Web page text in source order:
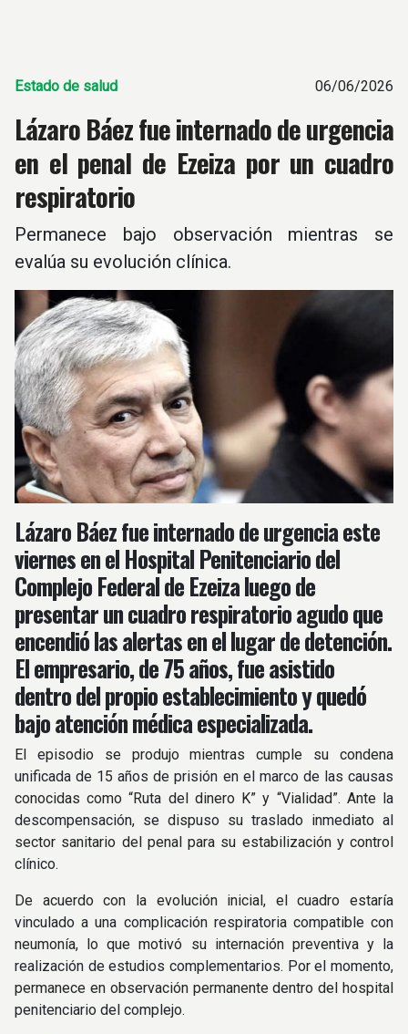
Estado de salud 06/06/2026
Lázaro Báez fue internado de urgencia
en el penal de Ezeiza por un cuadro
respiratorio
Permanece bajo observación mientras se
evalúa su evolución clínica.
Lázaro Báez fue internado de urgencia este
viernes en el Hospital Penitenciario del
Complejo Federal de Ezeiza luego de
presentar un cuadro respiratorio agudo que
encendió las alertas en el lugar de detención.
El empresario, de 75 años, fue asistido
dentro del propio establecimiento y quedó
bajo atención médica especializada.
El episodio se produjo mientras cumple su condena
unificada de 15 años de prisión en el marco de las causas
conocidas como “Ruta del dinero K” y “Vialidad”. Ante la
descompensación, se dispuso su traslado inmediato al
sector sanitario del penal para su estabilización y control
clínico.
De acuerdo con la evolución inicial, el cuadro estaría
vinculado a una complicación respiratoria compatible con
neumonía, lo que motivó su internación preventiva y la
realización de estudios complementarios. Por el momento,
permanece en observación permanente dentro del hospital
penitenciario del complejo.